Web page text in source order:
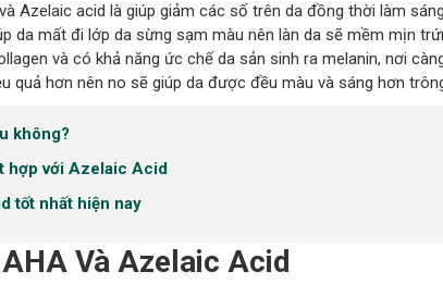
Azelaic acid là giúp giảm các số trên da đồng thời làm
da mất đi lớp da sừng sạm màu nên làn da sẽ mềm mịn
và có khả năng ức chế da sản sinh ra melanin, nơi
quả hơn nên no sẽ giúp da được đều màu và sáng hơn
không?
hợp với Azelaic Acid
tốt nhất hiện nay
Và Azelaic Acid